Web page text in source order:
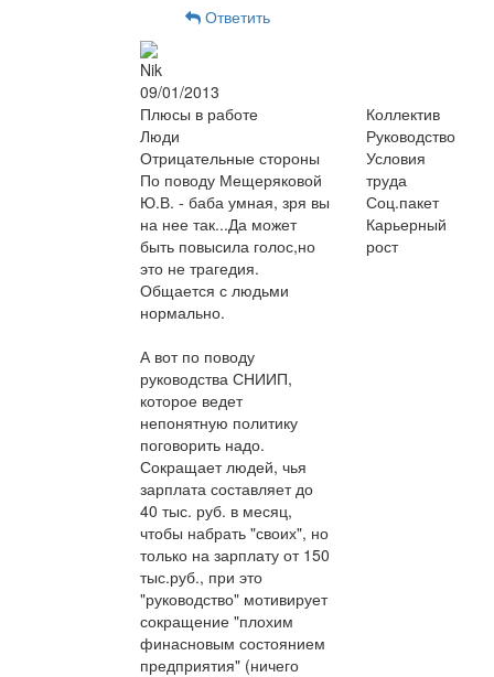
Ответить
Nik
09/01/2013
Плюсы в работе
Люди
Отрицательные стороны
По поводу Мещеряковой
Ю.В. - баба умная, зря вы
на нее так...Да может
быть повысила голос,но
это не трагедия.
Общается с людьми
нормально.
А вот по поводу
руководства СНИИП,
которое ведет
непонятную политику
поговорить надо.
Сокращает людей, чья
зарплата составляет до
40 тыс. руб. в месяц,
чтобы набрать "своих", но
только на зарплату от 150
тыс.руб., при это
"руководство" мотивирует
сокращение "плохим
финасновым состоянием
предприятия" (ничего
Коллектив
Руководство
Условия
труда
Соц.пакет
Карьерный
рост